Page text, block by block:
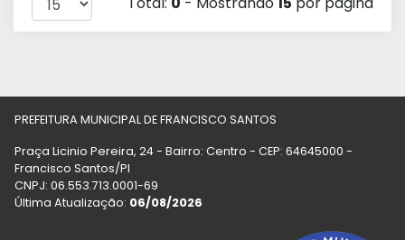
PREFEITURA MUNICIPAL DE FRANCISCO SANTOS
Praça Licinio Pereira, 24 - Bairro: Centro - CEP: 64645000 -
Francisco Santos/PI
CNPJ: 06.553.713.0001-69
Última Atualização: 06/08/2026